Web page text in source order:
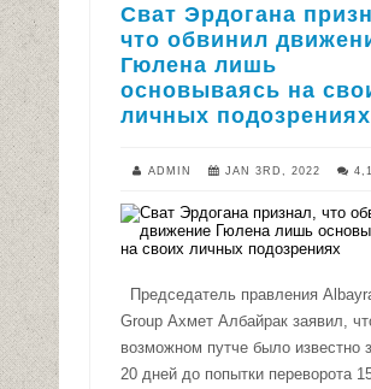
Сват Эрдогана
что обвинил
Гюлена лишь
основываясь на
личных подозрениях
ADMIN JAN 3RD, 2022
Председатель правления
Group Ахмет Албайрак заявил,
возможном путче было известно
20 дней до попытки переворота